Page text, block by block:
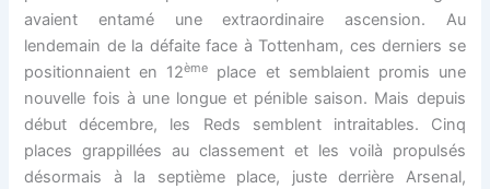
avaient entamé une extraordinaire ascension. Au
lendemain de la défaite face à Tottenham, ces derniers se
positionnaient en 12ème
place et semblaient promis une
nouvelle fois à une longue et pénible saison. Mais depuis
début décembre, les Reds semblent intraitables. Cinq
places grappillées au classement et les voilà propulsés
désormais à la septième place, juste derrière Arsenal,